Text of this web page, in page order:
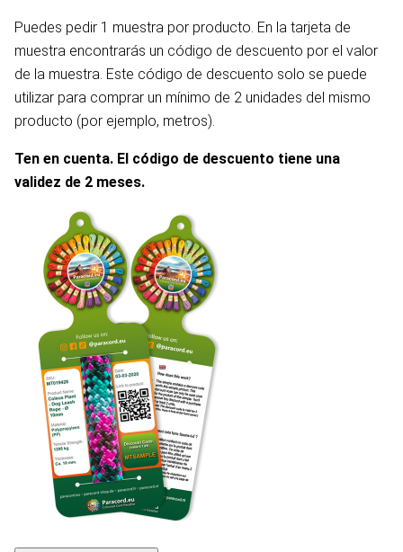
Puedes pedir 1 muestra por producto. En la tarjeta de
muestra encontrarás un código de descuento por el valor
de la muestra. Este código de descuento solo se puede
utilizar para comprar un mínimo de 2 unidades del mismo
producto (por ejemplo, metros).
Ten en cuenta. El código de descuento tiene una
validez de 2 meses.